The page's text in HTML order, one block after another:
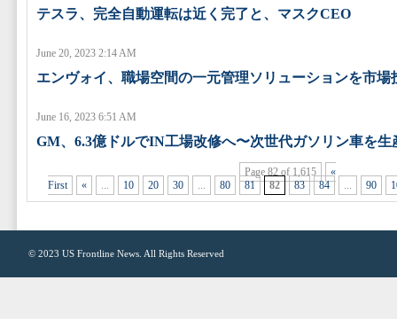
テスラ、完全自動運転は近く完了と、マスクCEO
June 20, 2023 2:14 AM
エンヴォイ、職場空間の一元管理ソリューションを市場
June 16, 2023 6:51 AM
GM、6.3億ドルでIN工場改修へ〜次世代ガソリン車を生
Page 82 of 1,615
«
First
« ... 10 20 30 ... 80 81 82 83 84 ... 90
© 2023 US Frontline News . All Rights Reserved